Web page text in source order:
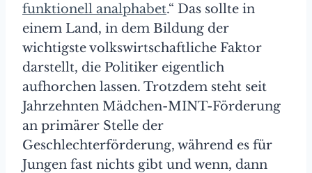
funktionell analphabet.“ Das sollte in
einem Land, in dem Bildung der
wichtigste volkswirtschaftliche Faktor
darstellt, die Politiker eigentlich
aufhorchen lassen. Trotzdem steht seit
Jahrzehnten Mädchen-MINT-Förderung
an primärer Stelle der
Geschlechterförderung, während es für
Jungen fast nichts gibt und wenn, dann